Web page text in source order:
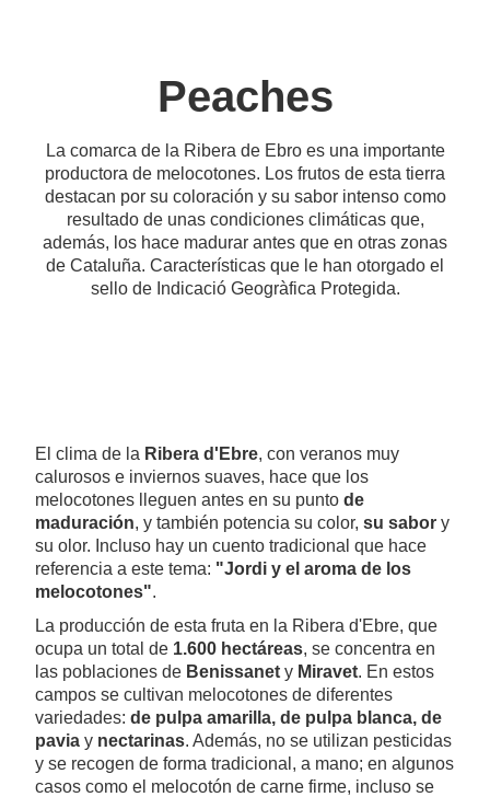
Peaches
La comarca de la Ribera de Ebro es una importante
productora de melocotones. Los frutos de esta tierra
destacan por su coloración y su sabor intenso como
resultado de unas condiciones climáticas que,
además, los hace madurar antes que en otras zonas
de Cataluña. Características que le han otorgado el
sello de Indicació Geogràfica Protegida.
El clima de la Ribera d'Ebre, con veranos muy
calurosos e inviernos suaves, hace que los
melocotones lleguen antes en su punto de
maduración, y también potencia su color, su sabor y
su olor. Incluso hay un cuento tradicional que hace
referencia a este tema: "Jordi y el aroma de los
melocotones".
La producción de esta fruta en la Ribera d'Ebre, que
ocupa un total de 1.600 hectáreas, se concentra en
las poblaciones de Benissanet y Miravet. En estos
campos se cultivan melocotones de diferentes
variedades: de pulpa amarilla, de pulpa blanca, de
pavia y nectarinas. Además, no se utilizan pesticidas
y se recogen de forma tradicional, a mano; en algunos
casos como el melocotón de carne firme, incluso se